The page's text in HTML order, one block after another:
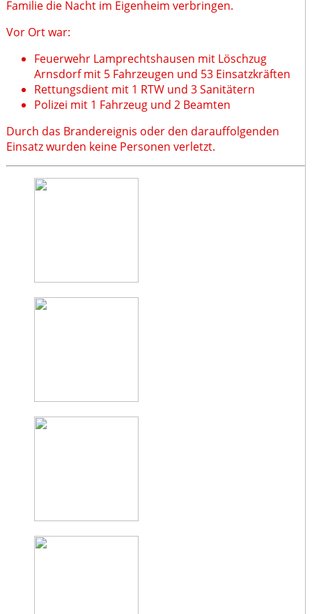
Familie die Nacht im Eigenheim verbringen.
Vor Ort war:
Feuerwehr Lamprechtshausen mit Löschzug
Arnsdorf mit 5 Fahrzeugen und 53 Einsatzkräften
Rettungsdient mit 1 RTW und 3 Sanitätern
Polizei mit 1 Fahrzeug und 2 Beamten
Durch das Brandereignis oder den darauffolgenden
Einsatz wurden keine Personen verletzt.